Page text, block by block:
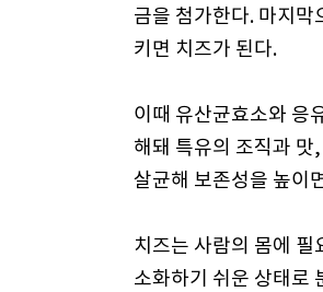
금을 첨가한다. 마지막
키면 치즈가 된다.
이때 유산균효소와 응
해돼 특유의 조직과
살균해 보존성을 높이
치즈는 사람의 몸에 필
소화하기 쉬운 상태로